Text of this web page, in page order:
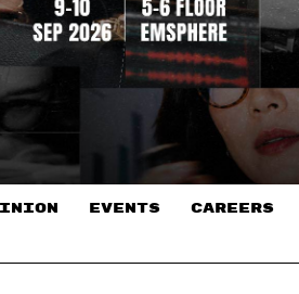
EVENTS CAREERS